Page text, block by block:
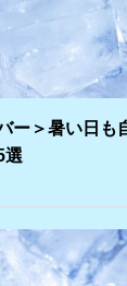
ー＞暑い日も
選